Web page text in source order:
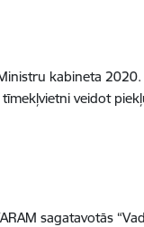
kabineta
veidot
sagatavotās